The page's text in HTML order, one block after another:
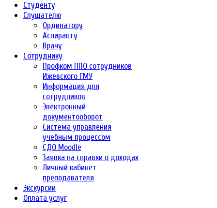
Студенту
Слушателю
Ординатору
Аспиранту
Врачу
Сотруднику
Профком ППО сотрудников
Ижевского ГМУ
Информация для
сотрудников
Электронный
документооборот
Система управления
учебным процессом
СДО Moodle
Заявка на справки о доходах
Личный кабинет
преподавателя
Экскурсии
Оплата услуг